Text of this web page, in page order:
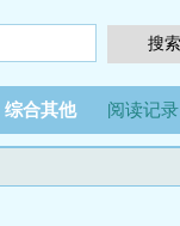
综合其他 阅读记录